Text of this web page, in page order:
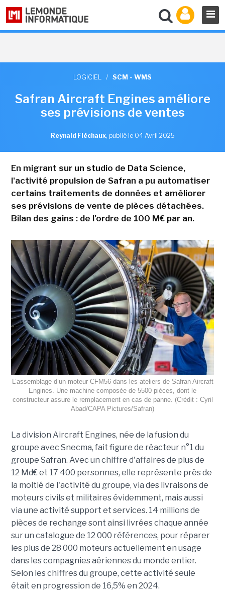
LOGICIEL / SCM - WMS
Safran Aircraft Engines améliore
ses prévisions de ventes
Reynald Fléchaux, publié le 04 Avril 2025
En migrant sur un studio de Data Science,
l'activité propulsion de Safran a pu automatiser
certains traitements de données et améliorer
ses prévisions de vente de pièces détachées.
Bilan des gains : de l'ordre de 100 M€ par an.
L’assemblage d’un moteur CFM56 dans les ateliers de Safran Aircraft
Engines. Une machine composée de 5500 pièces, dont le
constructeur assure le remplacement en cas de panne. (Crédit : Cyril
Abad/CAPA Pictures/Safran)
La division Aircraft Engines, née de la fusion du
groupe avec Snecma, fait figure de réacteur n°1 du
groupe Safran. Avec un chiffre d'affaires de plus de
12 Md€ et 17 400 personnes, elle représente près de
la moitié de l'activité du groupe, via des livraisons de
moteurs civils et militaires évidemment, mais aussi
via une activité support et services. 14 millions de
pièces de rechange sont ainsi livrées chaque année
sur un catalogue de 12 000 références, pour réparer
les plus de 28 000 moteurs actuellement en usage
dans les compagnies aériennes du monde entier.
Selon les chiffres du groupe, cette activité seule
était en progression de 16,5% en 2024.